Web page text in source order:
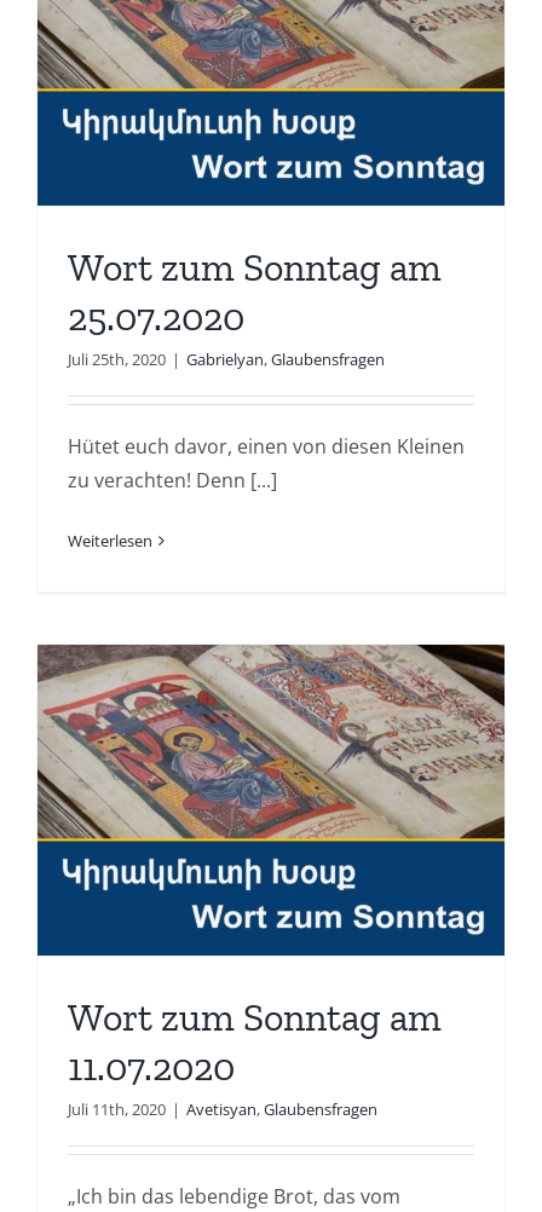
Wort zum Sonntag am
25.07.2020
Juli 25th, 2020 | Gabrielyan,Glaubensfragen
Hütet euch davor, einen von diesen Kleinen
zu verachten! Denn [...]
Weiterlesen
Wort zum Sonntag am
11.07.2020
Juli 11th, 2020 | Avetisyan,Glaubensfragen
„Ich bin das lebendige Brot, das vom